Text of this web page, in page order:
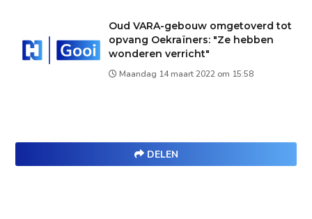
Oud VARA-gebouw omgetoverd tot
opvang Oekraïners: "Ze hebben
wonderen verricht"
Maandag 14 maart 2022 om 15:58
DELEN